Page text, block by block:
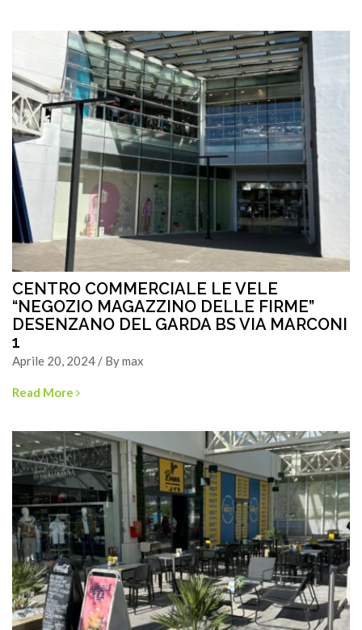
CENTRO COMMERCIALE LE VELE
“NEGOZIO MAGAZZINO DELLE FIRME”
DESENZANO DEL GARDA BS VIA MARCONI
1
Aprile 20, 2024 / By max
Read More